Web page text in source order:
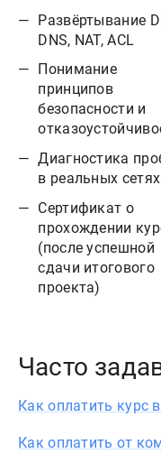
Развёртывание
DNS, NAT, ACL
Понимание
принципов
безопасности и
Диагностика
в реальных сетях
Сертификат о
прохождении
(после успешной
сдачи итогового
проекта)
Часто
Как оплатить курс
Как оплатить от